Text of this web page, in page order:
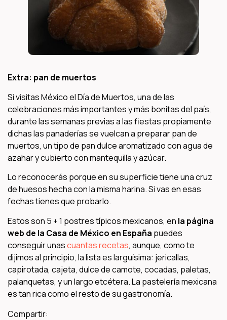
Extra: pan de muertos
Si visitas México el Día de Muertos, una de las
celebraciones más importantes y más bonitas del país,
durante las semanas previas a las fiestas propiamente
dichas las panaderías se vuelcan a preparar pan de
muertos, un tipo de pan dulce aromatizado con agua de
azahar y cubierto con mantequilla y azúcar.
Lo reconocerás porque en su superficie tiene una cruz
de huesos hecha con la misma harina. Si vas en esas
fechas tienes que probarlo.
Estos son 5 + 1 postres típicos mexicanos, en la página
web de la Casa de México en España puedes
conseguir unascuantas recetas, aunque, como te
dijimos al principio, la lista es larguísima: jericallas,
capirotada, cajeta, dulce de camote, cocadas, paletas,
palanquetas, y un largo etcétera. La pastelería mexicana
es tan rica como el resto de su gastronomía.
Compartir: